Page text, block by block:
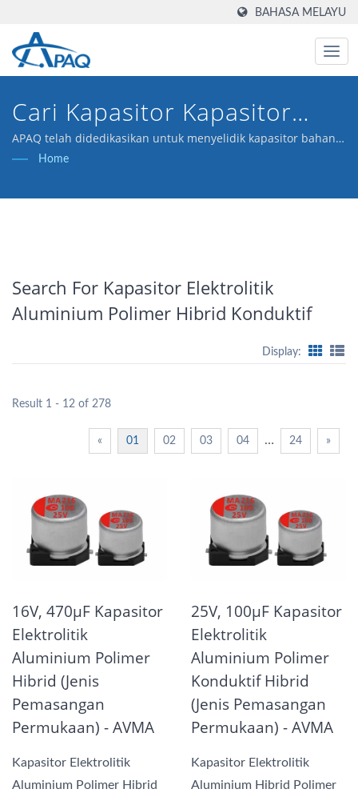
BAHASA MELAYU
Cari Kapasitor Kapasitor
Elektrolitik Aluminium
APAQ TECHNOLOGY CO.,
APAQ telah didedikasikan untuk menyelidik kapasitor bahan
polimer dengan konduktiviti tinggi dan telah mengumpul
Home
Search For Kapasitor Elektrolitik
Aluminium Polimer Hibrid Konduktif
Display:
Result 1 - 12 of 278
« 01 02 03 04 … 24 »
16V, 470μF Kapasitor
Elektrolitik
Aluminium Polimer
Hibrid (Jenis
Pemasangan
Permukaan) - AVMA
Kapasitor Elektrolitik
Aluminium Polimer Hibrid
25V, 100μF Kapasitor
Elektrolitik
Aluminium Polimer
Konduktif Hibrid
(Jenis Pemasangan
Permukaan) - AVMA
Kapasitor Elektrolitik
Aluminium Hibrid Polimer